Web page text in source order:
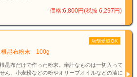
価格:6,800円(税抜 6,297円)
店舗受取OK
根昆布粉末 100g
昆布だけで作った粉末。余計なものは一切入って
ん。小麦粉などの粉やオリーブオイルなどの油に